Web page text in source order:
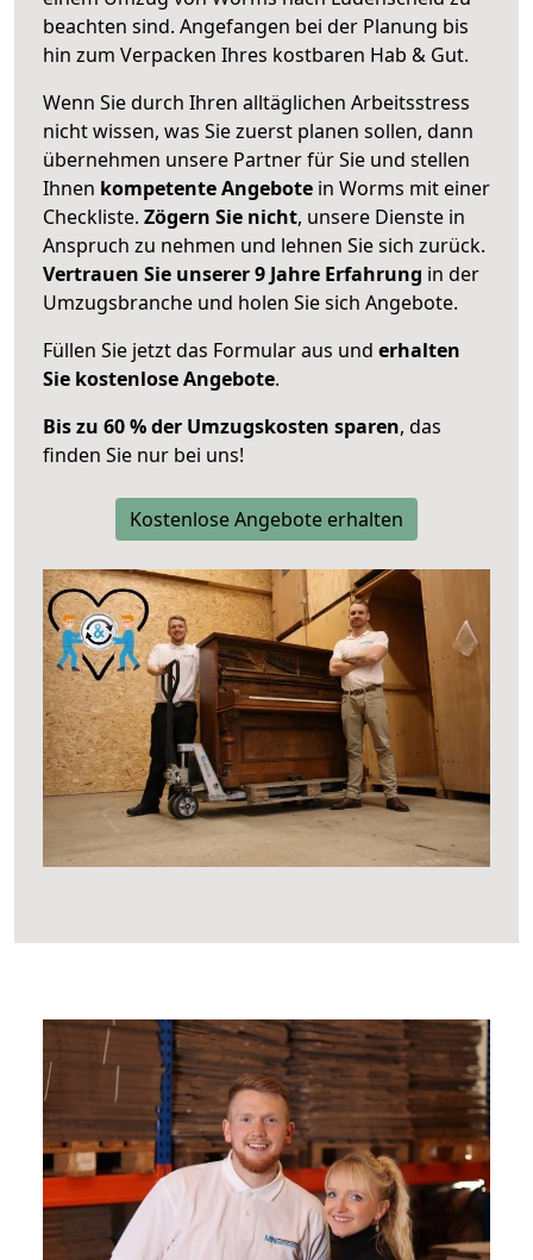
beachten sind. Angefangen bei der Planung bis
hin zum Verpacken Ihres kostbaren Hab & Gut.
Wenn Sie durch Ihren alltäglichen Arbeitsstress
nicht wissen, was Sie zuerst planen sollen, dann
übernehmen unsere Partner für Sie und stellen
Ihnen kompetente Angebote in Worms mit einer
Checkliste. Zögern Sie nicht, unsere Dienste in
Anspruch zu nehmen und lehnen Sie sich zurück.
Vertrauen Sie unserer 9 Jahre Erfahrung in der
Umzugsbranche und holen Sie sich Angebote.
Füllen Sie jetzt das Formular aus und erhalten
Sie kostenlose Angebote.
Bis zu 60 % der Umzugskosten sparen, das
finden Sie nur bei uns!
Kostenlose Angebote erhalten